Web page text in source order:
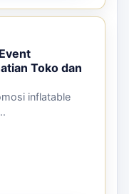
Toko dan
inflatable